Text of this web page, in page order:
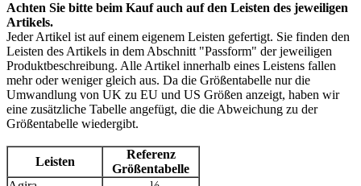
Achten Sie bitte beim Kauf auch auf den Leisten des jeweiligen
Artikels.
Jeder Artikel ist auf einem eigenem Leisten gefertigt. Sie finden den
Leisten des Artikels in dem Abschnitt "Passform" der jeweiligen
Produktbeschreibung. Alle Artikel innerhalb eines Leistens fallen
mehr oder weniger gleich aus. Da die Größentabelle nur die
Umwandlung von UK zu EU und US Größen anzeigt, haben wir
eine zusätzliche Tabelle angefügt, die die Abweichung zu der
Größentabelle wiedergibt.
Leisten
Referenz
Größentabelle